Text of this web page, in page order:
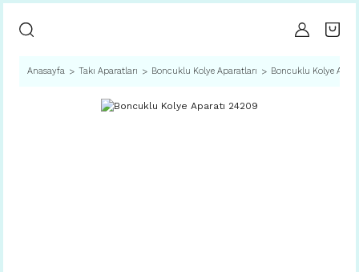
Anasayfa Takı Aparatları Boncuklu Kolye Aparatları Boncuklu Kolye